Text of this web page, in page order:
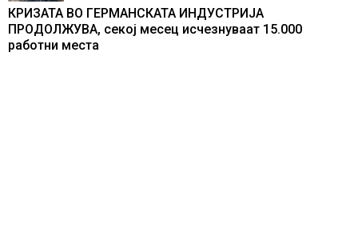
КРИЗАТА ВО ГЕРМАНСКАТА ИНДУСТРИЈА
ПРОДОЛЖУВА, секој месец исчезнуваат 15.000
работни места